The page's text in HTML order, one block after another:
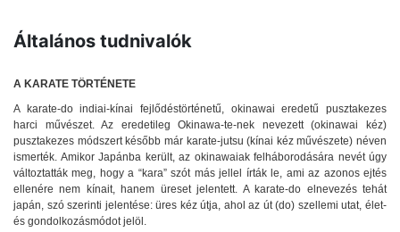
Általános tudnivalók
A KARATE TÖRTÉNETE
A karate-do indiai-kínai fejlődéstörténetű, okinawai eredetű pusztakezes
harci művészet. Az eredetileg Okinawa-te-nek nevezett (okinawai kéz)
pusztakezes módszert később már karate-jutsu (kínai kéz művészete) néven
ismerték. Amikor Japánba került, az okinawaiak felháborodására nevét úgy
változtatták meg, hogy a “kara” szót más jellel írták le, ami az azonos ejtés
ellenére nem kínait, hanem üreset jelentett. A karate-do elnevezés tehát
japán, szó szerinti jelentése: üres kéz útja, ahol az út (do) szellemi utat, élet-
és gondolkozásmódot jelöl.